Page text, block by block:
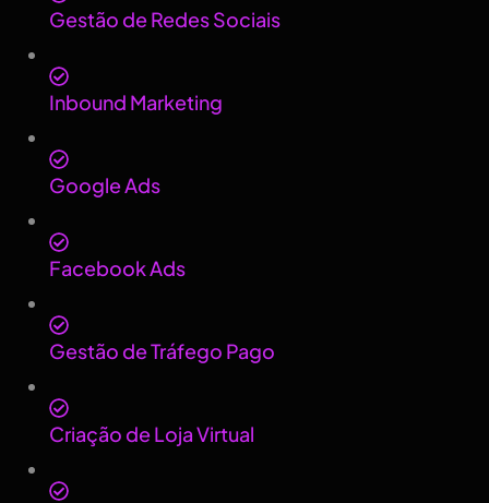
Gestão de Redes Sociais
Inbound Marketing
Google Ads
Facebook Ads
Gestão de Tráfego Pago
Criação de Loja Virtual